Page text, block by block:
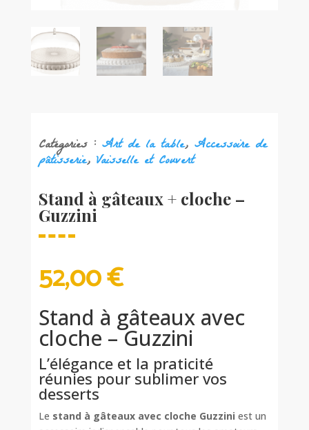
Catégories : Art de la table, Accessoire de
pâtisserie, Vaisselle et Couvert
Stand à gâteaux + cloche –
Guzzini
52,00€
Stand à gâteaux avec
cloche – Guzzini
L’élégance et la praticité
réunies pour sublimer vos
desserts
Le stand à gâteaux avec cloche Guzzini est un